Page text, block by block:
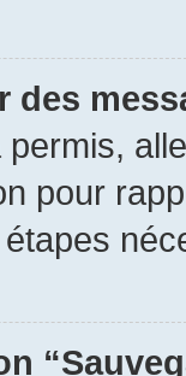
des
permis,
pour